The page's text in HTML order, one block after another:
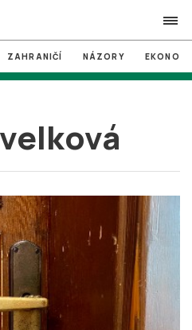
search
ZAHRANIČÍ NÁZORY